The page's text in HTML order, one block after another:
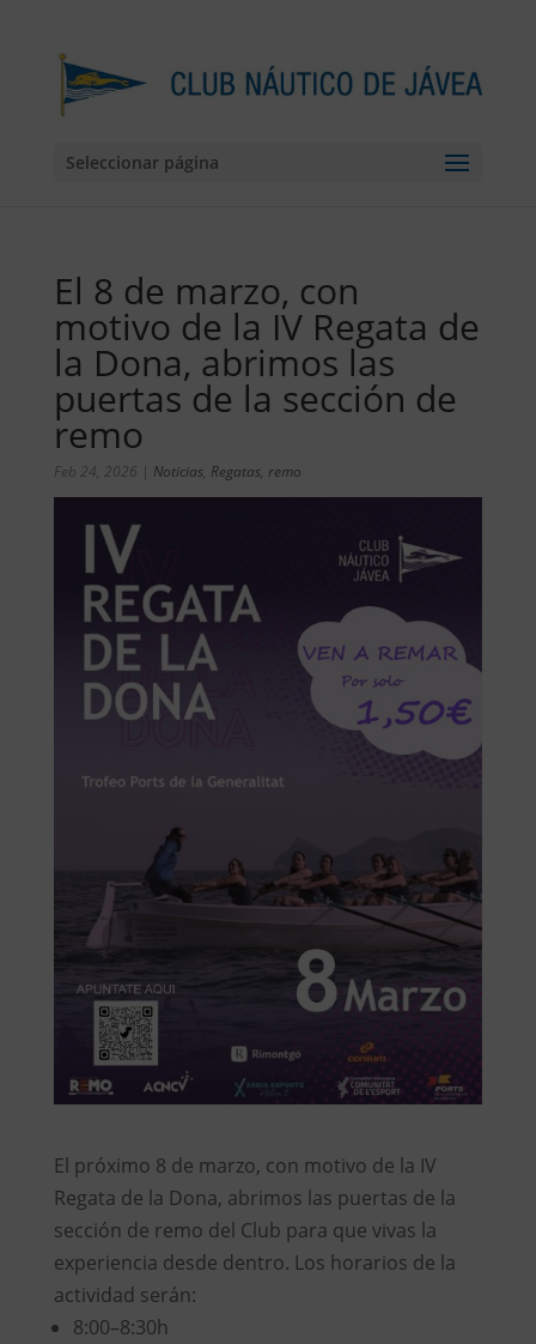
Seleccionar página
El 8 de marzo, con
motivo de la IV Regata de
la Dona, abrimos las
puertas de la sección de
remo
Feb 24, 2026 | Noticias, Regatas, remo
El próximo 8 de marzo, con motivo de la IV
Regata de la Dona, abrimos las puertas de la
sección de remo del Club para que vivas la
experiencia desde dentro. Los horarios de la
actividad serán:
8:00–8:30h